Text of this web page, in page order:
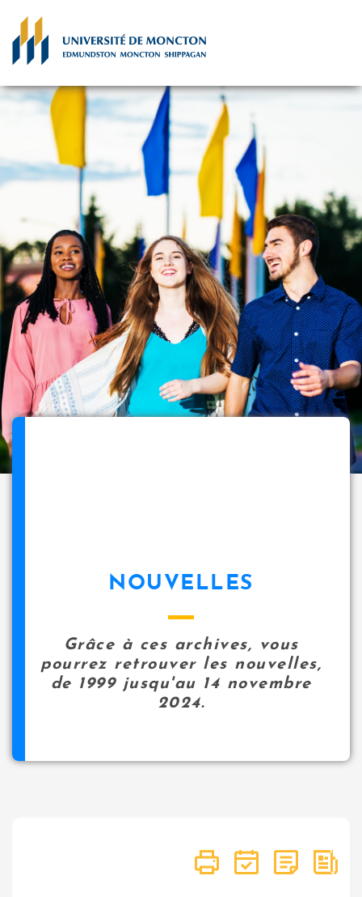
NOUVELLES
Grâce à ces archives, vous
pourrez retrouver les nouvelles,
de 1999 jusqu'au 14 novembre
2024.